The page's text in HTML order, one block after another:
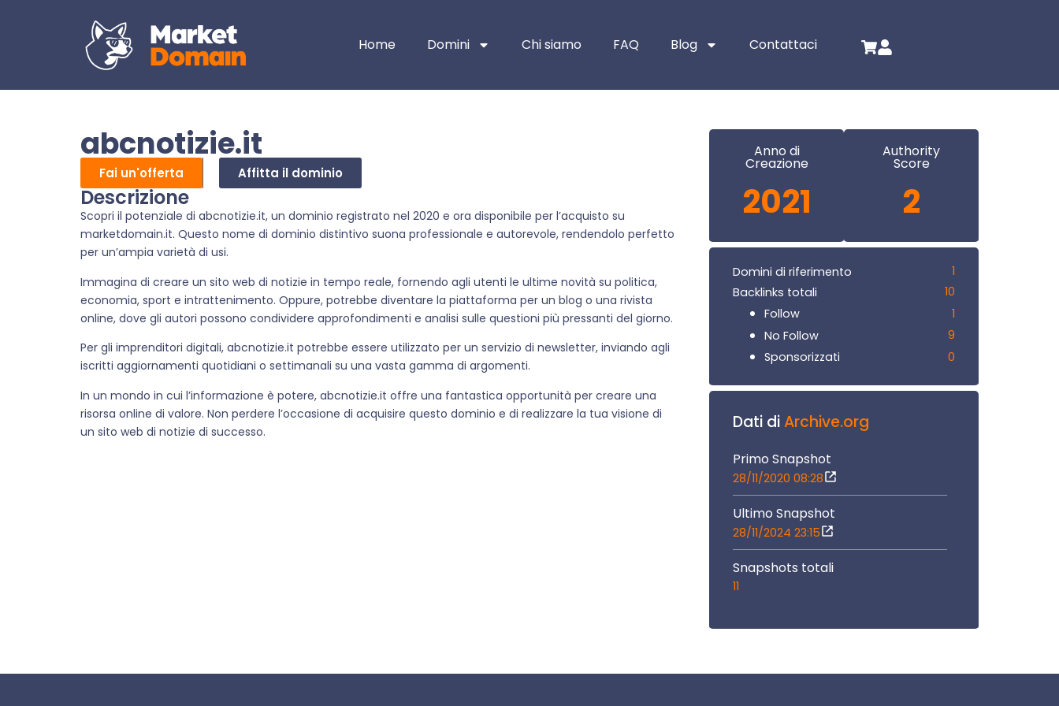
Home Domini Chi siamo FAQ Blog Contattaci
abcnotizie.it
Fai un'offerta Affitta il dominio
Descrizione
Scopri il potenziale di abcnotizie.it, un dominio registrato nel 2020 e ora disponibile per l’acquisto su
marketdomain.it. Questo nome di dominio distintivo suona professionale e autorevole, rendendolo perfetto
per un’ampia varietà di usi.
Immagina di creare un sito web di notizie in tempo reale, fornendo agli utenti le ultime novità su politica,
economia, sport e intrattenimento. Oppure, potrebbe diventare la piattaforma per un blog o una rivista
online, dove gli autori possono condividere approfondimenti e analisi sulle questioni più pressanti del giorno.
Per gli imprenditori digitali, abcnotizie.it potrebbe essere utilizzato per un servizio di newsletter, inviando agli
iscritti aggiornamenti quotidiani o settimanali su una vasta gamma di argomenti.
In un mondo in cui l’informazione è potere, abcnotizie.it offre una fantastica opportunità per creare una
risorsa online di valore. Non perdere l’occasione di acquisire questo dominio e di realizzare la tua visione di
un sito web di notizie di successo.
Anno di
Creazione
2021
Authority
Score
2
Domini di riferimento
1
Backlinks totali
10
Follow
1
No Follow
9
Sponsorizzati
0
Dati diArchive.org
Primo Snapshot
28/11/2020 08:28
Ultimo Snapshot
28/11/2024 23:15
Snapshots totali
11